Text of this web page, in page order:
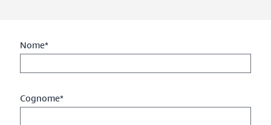
Nome*
Cognome*